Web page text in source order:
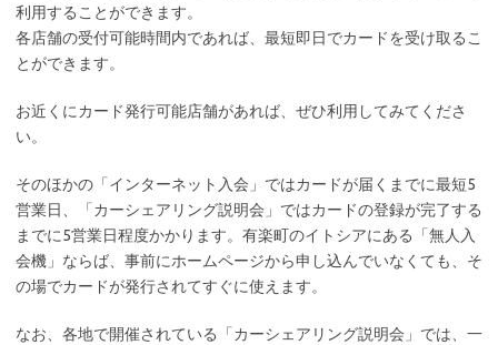
利用することができます。
各店舗の受付可能時間内であれば、最短即日でカードを受け取るこ
とができます。
お近くにカード発行可能店舗があれば、ぜひ利用してみてくださ
い。
そのほかの「インターネット入会」ではカードが届くまでに最短5
営業日、「カーシェアリング説明会」ではカードの登録が完了する
までに5営業日程度かかります。有楽町のイトシアにある「無人入
会機」ならば、事前にホームページから申し込んでいなくても、そ
の場でカードが発行されてすぐに使えます。
なお、各地で開催されている「カーシェアリング説明会」では、一